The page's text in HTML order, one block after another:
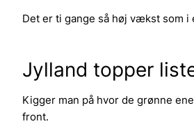
Det er ti gange så høj vækst som
Jylland topper
Kigger man på hvor de grønne
front.